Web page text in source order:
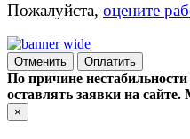
Пожалуйста, оцените
Отменить Оплатить
По причине
оставлять заявки на
×